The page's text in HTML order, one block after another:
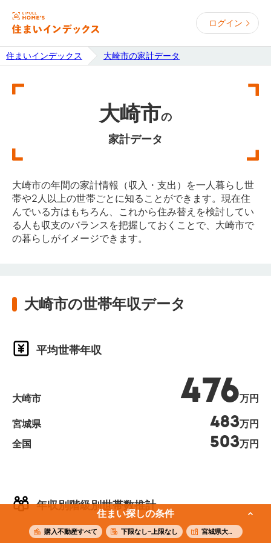
ログイン
住まいインデックス 大崎市の家計データ
住まい探しの条件
購入不動産すべて 下限なし~上限なし 宮城県大崎市
大崎市の
家計データ
大崎市の年間の家計情報（収入・支出）を一人暮らし世
帯や2人以上の世帯ごとに知ることができます。現在住
んでいる方はもちろん、これから住み替えを検討してい
る人も収支のバランスを把握しておくことで、大崎市で
の暮らしがイメージできます。
大崎市の世帯年収データ
年収別階級別世帯数推計
平均世帯年収
大崎市 476万円
宮城県 483万円
全国
503万円